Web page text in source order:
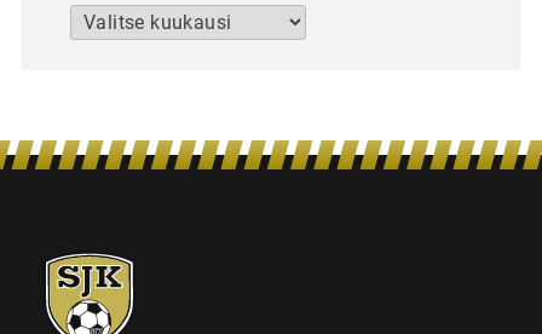
Arkistot
SJK-
juniorit